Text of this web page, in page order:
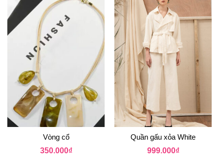
Vòng cổ
350.000₫
Quần gấu xỏa White
999.000₫